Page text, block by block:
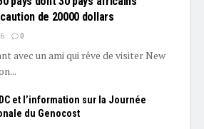
de 20000 dollars
0
avec un ami qui rêve de visiter New
et l’information sur la Journée
du Genocost